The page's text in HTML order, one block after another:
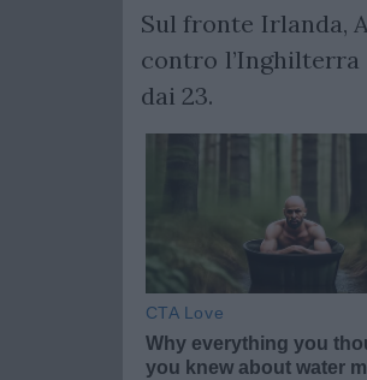
Sul fronte Irlanda,
contro l’Inghilterra
dai 23.